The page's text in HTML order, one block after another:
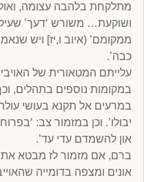
מתלקחת בלהבה עצומה,
ושוקעת… משורש ‘דעך’
ממקומם’ (איוב ו,יז] ויש
כבה’.
עלייתם המטאורית של
במקומות נוספים בתהלים,
במרעים אל תקנא בעושי
יבולו’. וכן במזמור צב:
און להשמדם עדי עד’.
ברם, אם מזמור לז מבטא
אונים ומצפה בדומייה